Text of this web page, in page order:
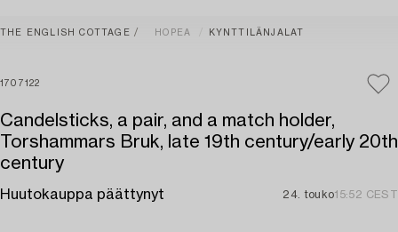
THE ENGLISH COTTAGE HOPEA KYNTTILÄNJALAT
1707122
Candelsticks, a pair, and a match holder,
Torshammars Bruk, late 19th century/early 20th
century
Huutokauppa päättynyt 24. touko15:52 CEST